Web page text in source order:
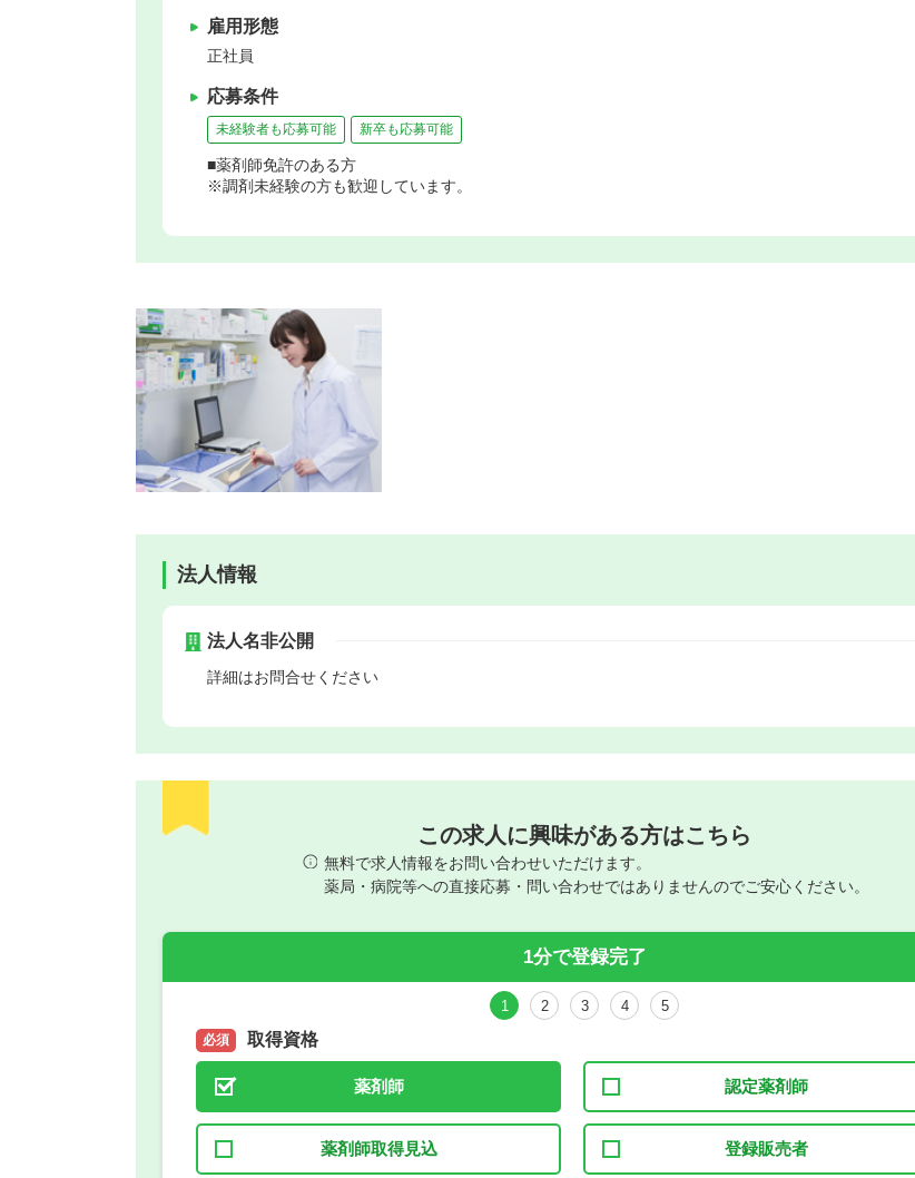
雇用形態
正社員
応募条件
未経験者も応募可能 新卒も応募可能
■薬剤師免許のある方
※調剤未経験の方も歓迎しています。
法人情報
法人名非公開
詳細はお問合せください
この求人に興味がある方はこちら
無料で求人情報をお問い合わせいただけます。
薬局・病院等への直接応募・問い合わせではありませんのでご安心ください。
1分で登録完了
1 2 3 4 5
必須 取得資格
薬剤師 認定薬剤師
薬剤師取得見込 登録販売者